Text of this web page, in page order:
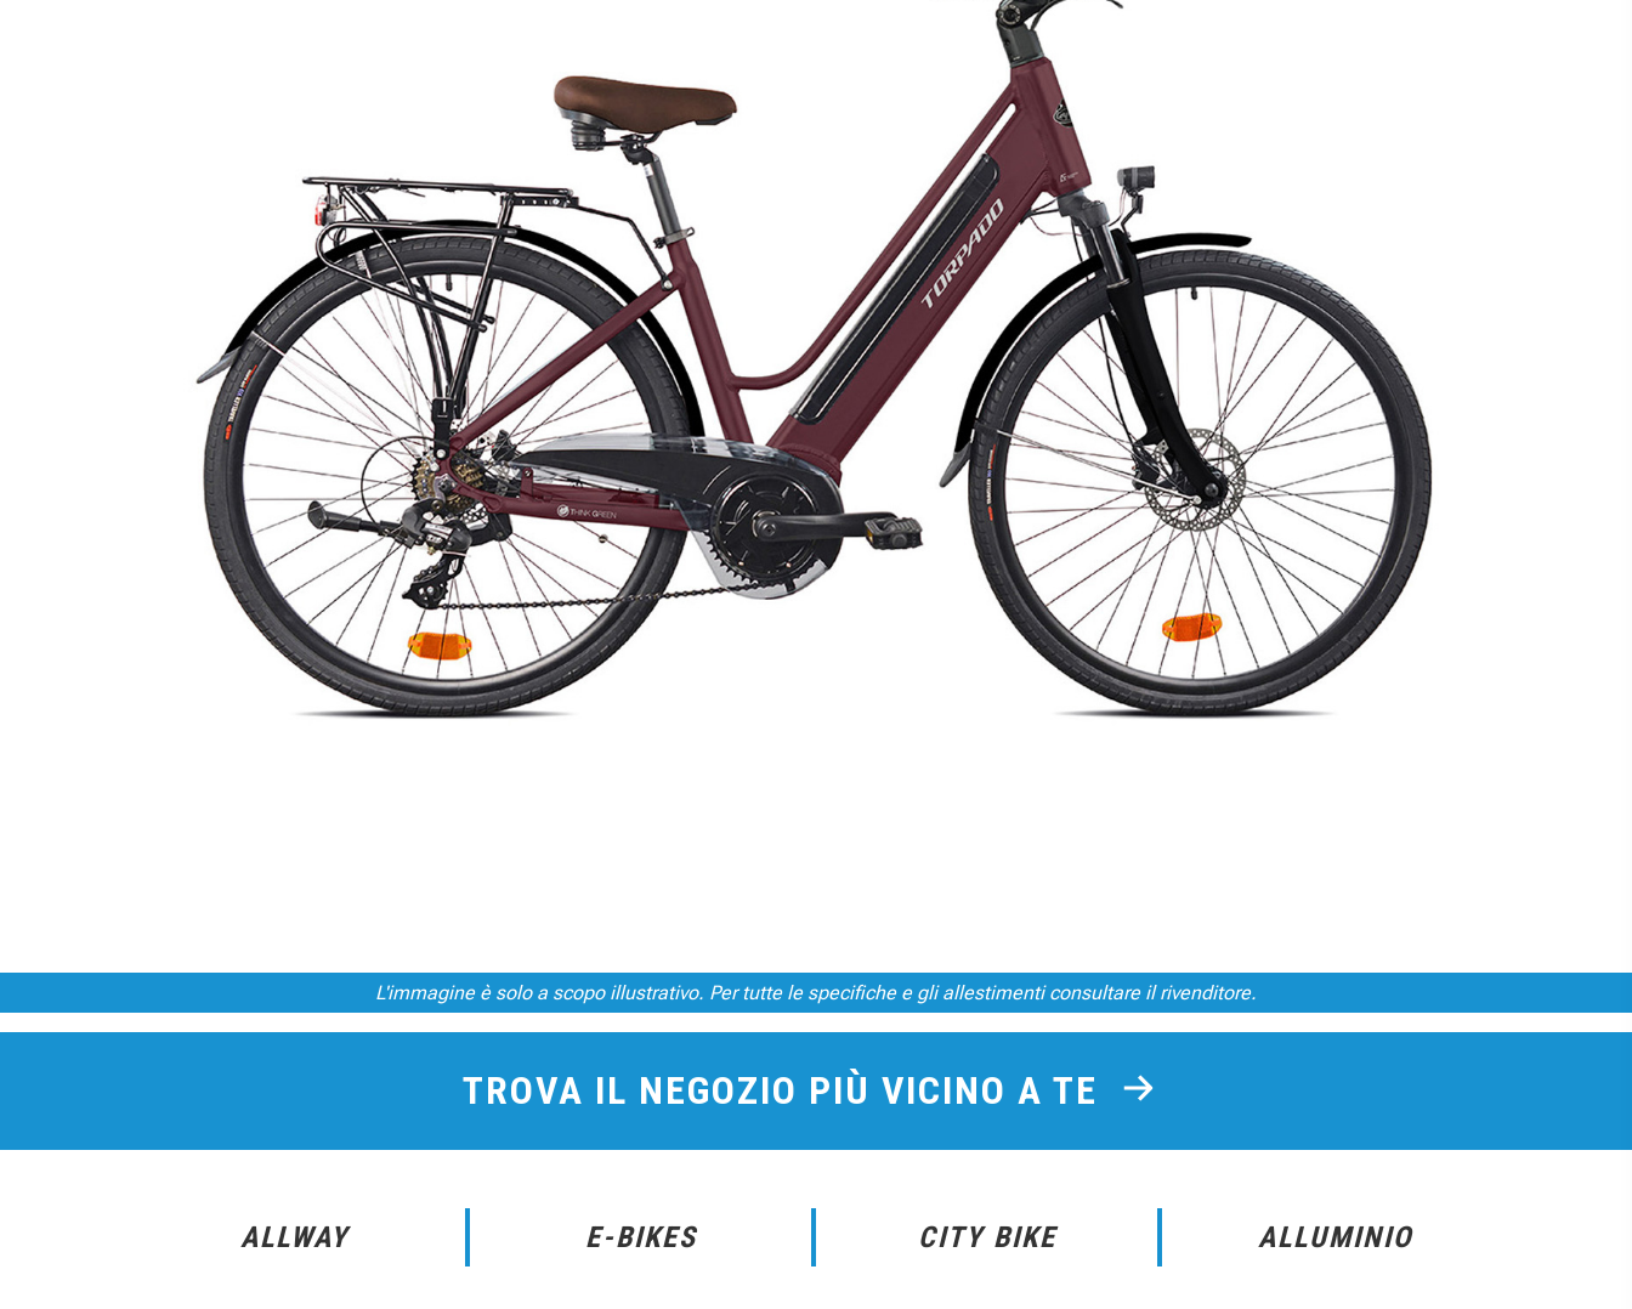
L'immagine è solo a scopo illustrativo. Per tutte le specifiche e gli allestimenti consultare il rivenditore.
TROVA IL NEGOZIO PIÙ VICINO A TE
ALLWAY E-BIKES CITY BIKE ALLUMINIO